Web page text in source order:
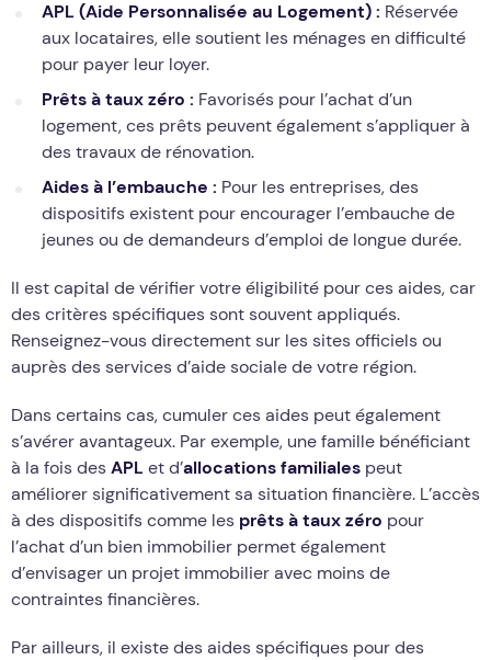
APL (Aide Personnalisée au Logement) : Réservée
aux locataires, elle soutient les ménages en difficulté
pour payer leur loyer.
Prêts à taux zéro : Favorisés pour l’achat d’un
logement, ces prêts peuvent également s’appliquer à
des travaux de rénovation.
Aides à l’embauche : Pour les entreprises, des
dispositifs existent pour encourager l’embauche de
jeunes ou de demandeurs d’emploi de longue durée.
Il est capital de vérifier votre éligibilité pour ces aides, car
des critères spécifiques sont souvent appliqués.
Renseignez-vous directement sur les sites officiels ou
auprès des services d’aide sociale de votre région.
Dans certains cas, cumuler ces aides peut également
s’avérer avantageux. Par exemple, une famille bénéficiant
à la fois desAPL et d’allocations familiales peut
améliorer significativement sa situation financière. L’accès
à des dispositifs comme les prêts à taux zéro pour
l’achat d’un bien immobilier permet également
d’envisager un projet immobilier avec moins de
contraintes financières.
Par ailleurs, il existe des aides spécifiques pour des